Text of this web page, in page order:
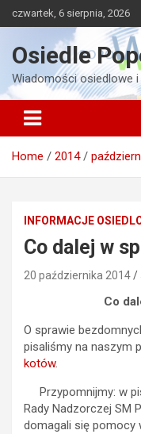
to
czwartek, 6 sierpnia, 2026
Osiedle
Wiadomości osiedlowe i
Home 2014
INFORMACJE
Co dalej w
20 października 2014
Co
O sprawie
pisaliśmy na naszym
kotów.
Przypomnijmy: w
Rady Nadzorczej SM
domagali się pomocy